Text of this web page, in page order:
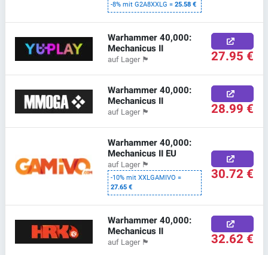
-8% mit G2A8XXLG =25.58 €
Warhammer 40,000:
Mechanicus II
auf Lager 🏴 27.95 €
Warhammer 40,000:
Mechanicus II
auf Lager 🏴 28.99 €
Warhammer 40,000:
Mechanicus II EU
auf Lager 🏴
-10% mit XXLGAMIVO =
27.65 €
30.72 €
Warhammer 40,000:
Mechanicus II
auf Lager 🏴 32.62 €